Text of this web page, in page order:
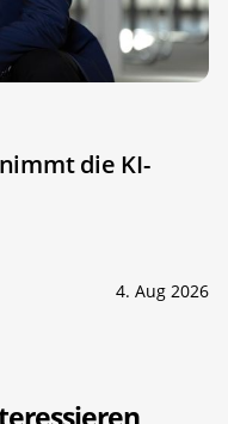
die KI-
4. Aug 2026